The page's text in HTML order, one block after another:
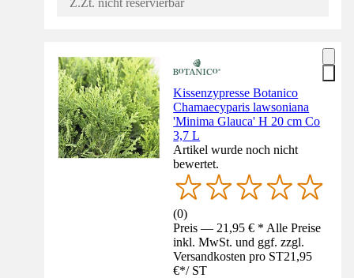
Z.Zt. nicht reservierbar
Kissenzypresse Botanico
Chamaecyparis lawsoniana
'Minima Glauca' H 20 cm Co
3,7 L
Artikel wurde noch nicht
bewertet.
(0)
Preis — 21,95 € * Alle Preise
inkl. MwSt. und ggf. zzgl.
Versandkosten pro ST21,95
€*/ ST